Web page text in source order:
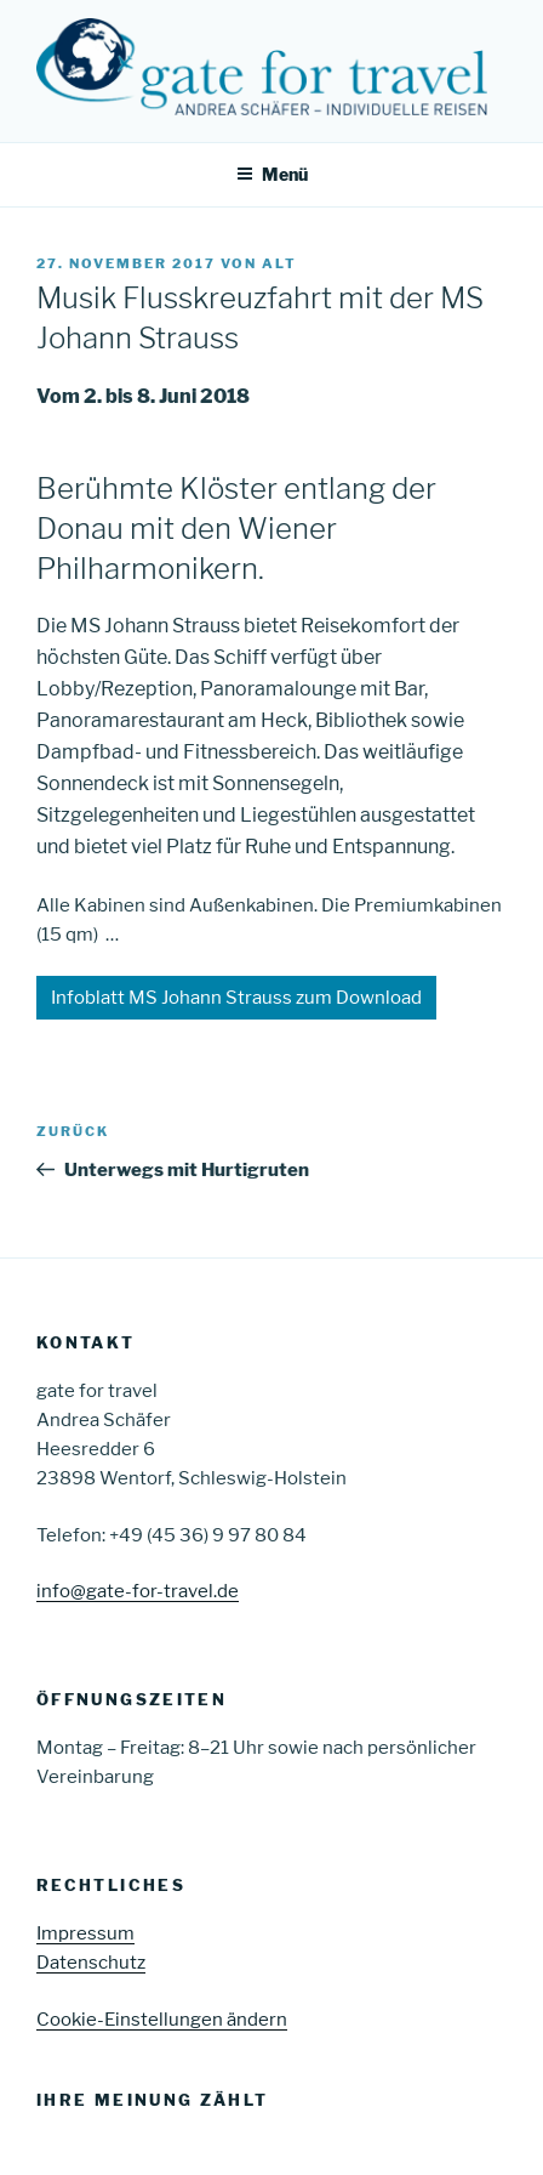
Inhalt
springen
Menü
VERÖFFENTLICHT
AM
27. NOVEMBER 2017 VON ALT
Musik Flusskreuzfahrt mit der MS
Johann Strauss
Vom 2. bis 8. Juni 2018
Berühmte Klöster entlang der
Donau mit den Wiener
Philharmonikern.
Die MS Johann Strauss bietet Reisekomfort der
höchsten Güte. Das Schiff verfügt über
Lobby/Rezeption, Panoramalounge mit Bar,
Panoramarestaurant am Heck, Bibliothek sowie
Dampfbad- und Fitnessbereich. Das weitläufige
Sonnendeck ist mit Sonnensegeln,
Sitzgelegenheiten und Liegestühlen ausgestattet
und bietet viel Platz für Ruhe und Entspannung.
Alle Kabinen sind Außenkabinen. Die Premiumkabinen
(15 qm) …
Infoblatt MS Johann Strauss zum Download
Beitragsnavigation
Vorheriger
Beitrag
ZURÜCK
Unterwegs mit Hurtigruten
KONTAKT
gate for travel
Andrea Schäfer
Heesredder 6
23898 Wentorf, Schleswig-Holstein
Telefon: +49 (45 36) 9 97 80 84
info@gate-for-travel.de
ÖFFNUNGSZEITEN
Montag – Freitag: 8–21 Uhr sowie nach persönlicher
Vereinbarung
RECHTLICHES
Impressum
Datenschutz
Cookie-Einstellungen ändern
IHRE MEINUNG ZÄHLT